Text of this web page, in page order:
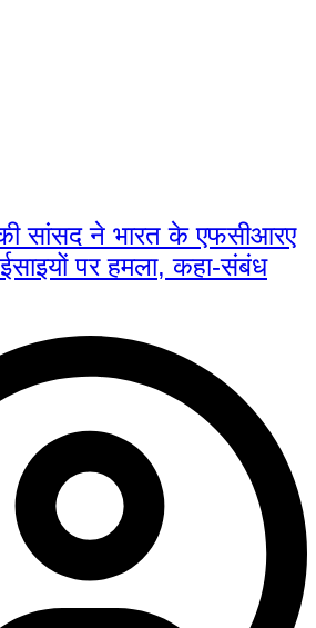
सांसद ने भारत के एफसीआरए
पर हमला, कहा-संबंध